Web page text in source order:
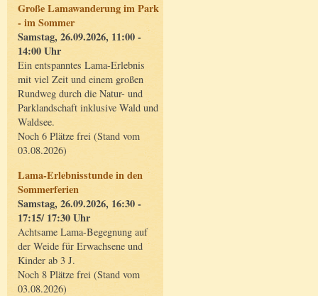
Große Lamawanderung im Park
- im Sommer
Samstag, 26.09.2026, 11:00 -
14:00 Uhr
Ein entspanntes Lama-Erlebnis
mit viel Zeit und einem großen
Rundweg durch die Natur- und
Parklandschaft inklusive Wald und
Waldsee.
Noch 6 Plätze frei (Stand vom
03.08.2026)
Lama-Erlebnisstunde in den
Sommerferien
Samstag, 26.09.2026, 16:30 -
17:15/ 17:30 Uhr
Achtsame Lama-Begegnung auf
der Weide für Erwachsene und
Kinder ab 3 J.
Noch 8 Plätze frei (Stand vom
03.08.2026)